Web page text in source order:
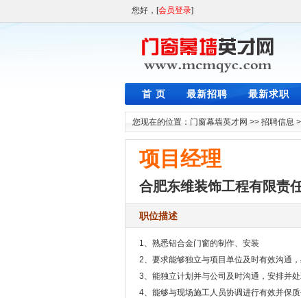
您好，[会员登录]
首 页 最新招聘 最新求职
您现在的位置： 门窗幕墙英才网 >> 招聘信息
项目经理
合肥东维装饰工程有限责
职位描述
1、熟悉铝合金门窗的制作、安装
2、要求能够独立与项目单位及时有效沟通
3、能独立计划并与公司及时沟通，安排并
4、能够与现场施工人员协调进行有效并保